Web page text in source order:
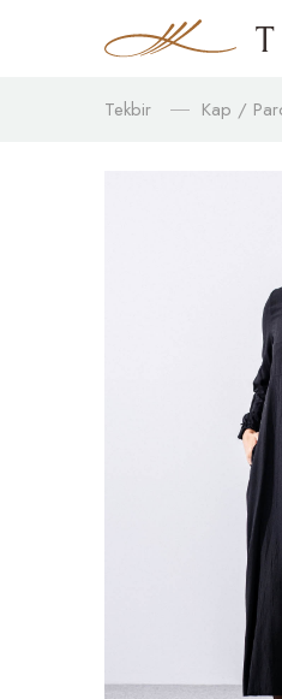
Tekbir Kap /